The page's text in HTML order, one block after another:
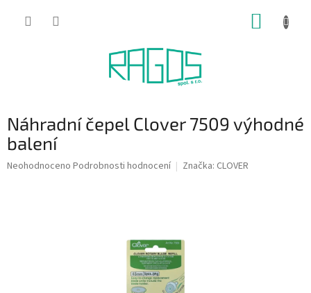
Náhradní čepel Clover 7509 výhodné
balení
Průměrné
Neohodnoceno Podrobnosti hodnocení Značka: CLOVER